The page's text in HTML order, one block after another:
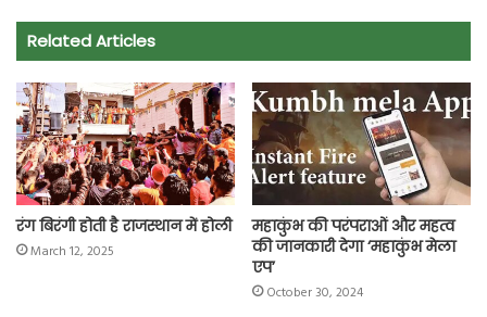
e
b
o
k
t
s
p
p
t
t
r
e
a
m
i
y
n
k
r
Related Articles
रंग बिरंगी होती है राजस्थान में होली
March 12, 2025
महाकुंभ की परंपराओं और महत्व
की जानकारी देगा ‘महाकुंभ मेला
एप’
October 30, 2024